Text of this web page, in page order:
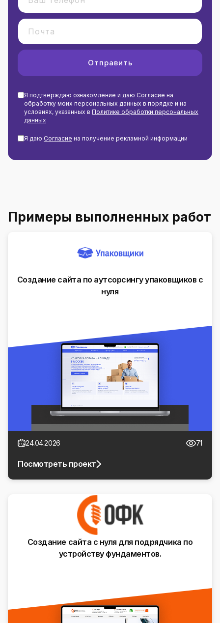
Отправить
Я подтверждаю ознакомление и даю Согласие на
обработку моих персональных данных в порядке и на
условиях, указанных в Политике обработки персональных
данных
Я даю Согласие на получение рекламной информации
Примеры выполненных работ
Создание сайта по аутсорсингу упаковщиков с
нуля
24.04.2026 71
Посмотреть проект
Создание сайта с нуля для подрядчика по
устройству фундаментов.